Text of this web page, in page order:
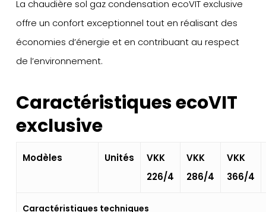
La chaudière sol gaz condensation ecoVIT exclusive
offre un confort exceptionnel tout en réalisant des
économies d’énergie et en contribuant au respect
de l’environnement.
Caractéristiques ecoVIT
exclusive
Modèles Unités
VKK
226/4
VKK
286/4
VKK
366/4
Caractéristiques techniques